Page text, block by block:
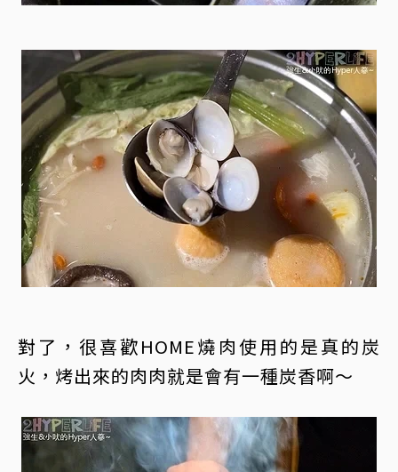
對了，很喜歡HOME燒肉使用的是真的炭
火，烤出來的肉肉就是會有一種炭香啊～